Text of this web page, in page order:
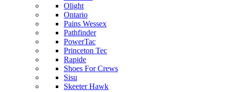
Olight
Ontario
Pains Wessex
Pathfinder
PowerTac
Princeton Tec
Rapide
Shoes For Crews
Sisu
Skeeter Hawk